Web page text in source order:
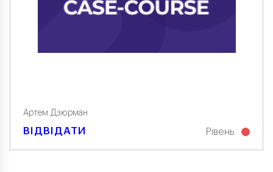
Артем Дзюрман
Рівень
ВІДВІДАТИ